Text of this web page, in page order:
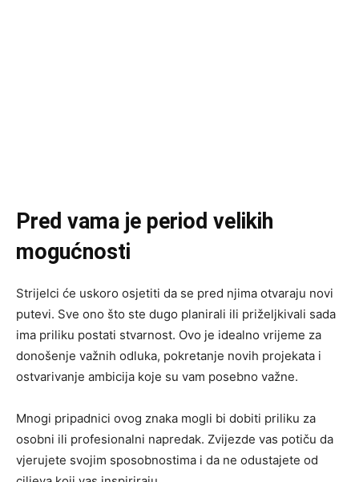
Pred vama je period velikih
mogućnosti
Strijelci će uskoro osjetiti da se pred njima otvaraju novi
putevi. Sve ono što ste dugo planirali ili priželjkivali sada
ima priliku postati stvarnost. Ovo je idealno vrijeme za
donošenje važnih odluka, pokretanje novih projekata i
ostvarivanje ambicija koje su vam posebno važne.
Mnogi pripadnici ovog znaka mogli bi dobiti priliku za
osobni ili profesionalni napredak. Zvijezde vas potiču da
vjerujete svojim sposobnostima i da ne odustajete od